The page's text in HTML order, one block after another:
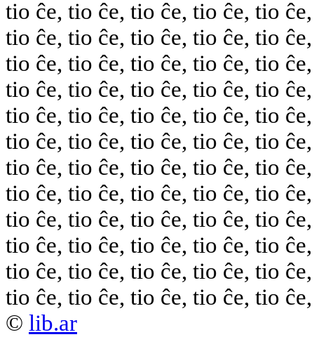
tio ĉe, tio ĉe, tio ĉe, tio ĉe, tio
tio ĉe, tio ĉe, tio ĉe, tio ĉe, tio
tio ĉe, tio ĉe, tio ĉe, tio ĉe, tio
tio ĉe, tio ĉe, tio ĉe, tio ĉe, tio
tio ĉe, tio ĉe, tio ĉe, tio ĉe, tio
tio ĉe, tio ĉe, tio ĉe, tio ĉe, tio
tio ĉe, tio ĉe, tio ĉe, tio ĉe, tio
tio ĉe, tio ĉe, tio ĉe, tio ĉe, tio
tio ĉe, tio ĉe, tio ĉe, tio ĉe, tio
tio ĉe, tio ĉe, tio ĉe, tio ĉe, tio
tio ĉe, tio ĉe, tio ĉe, tio ĉe, tio
tio ĉe, tio ĉe, tio ĉe, tio ĉe, tio
© lib.ar